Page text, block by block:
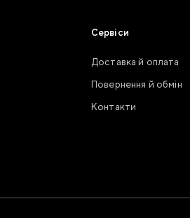
Сервіси
Доставка й оплата
Повернення й обмін
Контакти